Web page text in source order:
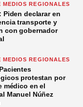
MEDIOS REGIONALES
Piden declarar en
transporte y
con gobernador
MEDIOS REGIONALES
protestan por
médico en el
Manuel Núñez